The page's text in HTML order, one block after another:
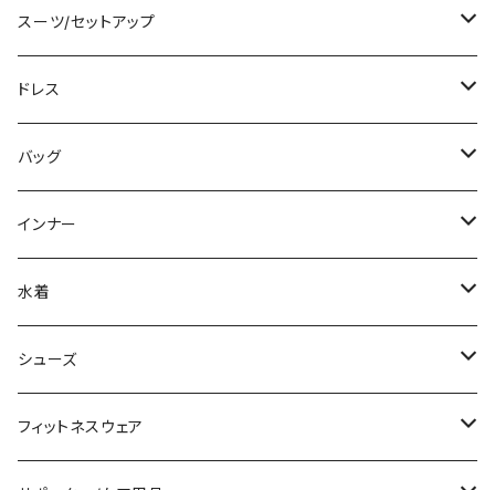
カーディガン/ボレロ
ニット/セーター
パーカー
スウェット/トレーナー
その他
袖付き
ノースリーブ
その他
チュニック
ロング丈
デニム
レギンス
その他
オールインワン
ミディアム/ミモレ
ロング
その他
コート
ジャケット
その他
スーツ/セットアップ
パンツスーツ
スカートスーツ
その他
ドレス
ミニ/ショート
ミディアム/ミモレ
ロング/マキシ
袖付き
ノースリーブ
バッグ
サブバッグ
クラッチバッグ
フォーマルバッグ
カジュアルバッグ
インナー
ブラ/ブラトップ/ベアトップ
ショーツ
タンクトップ/キャミソール
水着
タンキニ
バンドゥビキニ
シューズ
スニーカー
フィットネスウェア